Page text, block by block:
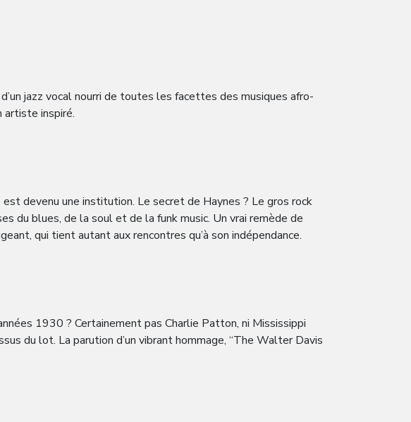
jazz vocal nourri de toutes les facettes des musiques afro-
artiste inspiré.
devenu une institution. Le secret de Haynes ? Le gros rock
du blues, de la soul et de la funk music. Un vrai remède de
qui tient autant aux rencontres qu’à son indépendance.
1930 ? Certainement pas Charlie Patton, ni Mississippi
du lot. La parution d’un vibrant hommage, “The Walter Davis